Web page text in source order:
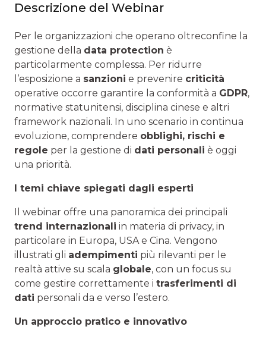
Descrizione del Webinar
Per le organizzazioni che operano oltreconfine la
gestione della data protection è
particolarmente complessa. Per ridurre
l’esposizione a sanzioni e prevenire criticità
operative occorre garantire la conformità a GDPR,
normative statunitensi, disciplina cinese e altri
framework nazionali. In uno scenario in continua
evoluzione, comprendere obblighi, rischi e
regole per la gestione di dati personali è oggi
una priorità.
I temi chiave spiegati dagli esperti
Il webinar offre una panoramica dei principali
trend internazionali in materia di privacy, in
particolare in Europa, USA e Cina. Vengono
illustrati gli adempimenti più rilevanti per le
realtà attive su scala globale, con un focus su
come gestire correttamente i trasferimenti di
dati personali da e verso l’estero.
Un approccio pratico e innovativo